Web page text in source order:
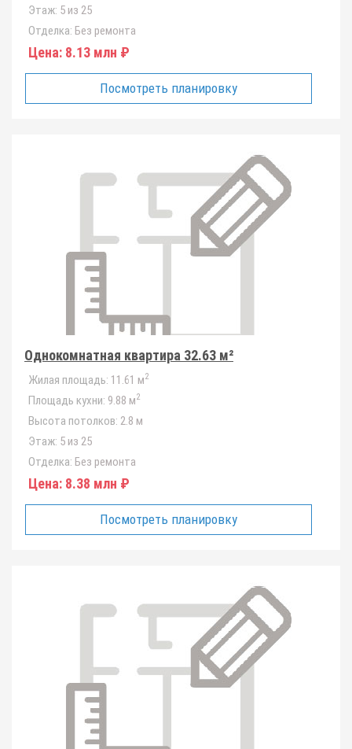
Этаж: 5 из 25
Отделка: Без ремонта
Цена: 8.13 млн ₽
Посмотреть планировку
Однокомнатная квартира 32.63 м²
Жилая площадь: 11.61 м2
Площадь кухни: 9.88 м2
Высота потолков: 2.8 м
Этаж: 5 из 25
Отделка: Без ремонта
Цена: 8.38 млн ₽
Посмотреть планировку